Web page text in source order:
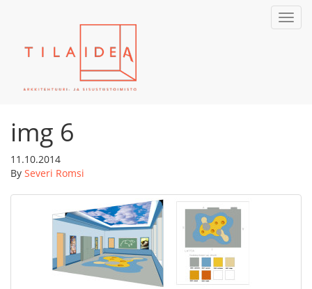
img 6
11.10.2014
By Severi Romsi